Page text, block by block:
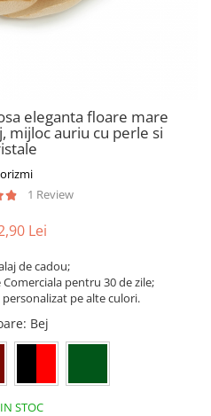
eleganta floare mare
mijloc auriu cu perle si
1 Review
Lei
de cadou;
pentru 30 de zile;
pe alte culori.
: Bej
IN STOC